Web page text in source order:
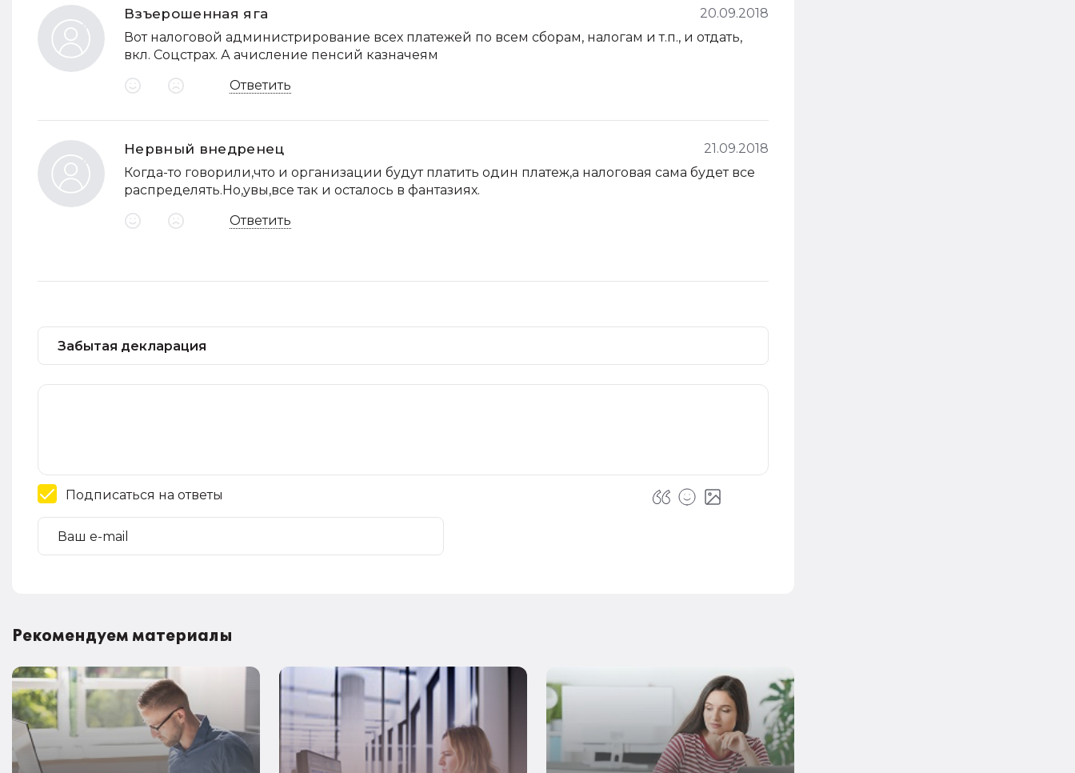
Взъерошенная яга
20.09.2018
Вот налоговой администрирование всех платежей по всем сборам, налогам и т.п., и отдать,
вкл. Соцстрах. А ачисление пенсий казначеям
Ответить
Нервный внедренец
21.09.2018
Когда-то говорили,что и организации будут платить один платеж,а налоговая сама будет все
распределять.Но,увы,все так и осталось в фантазиях.
Ответить
Подписаться на ответы
Рекомендуем материалы